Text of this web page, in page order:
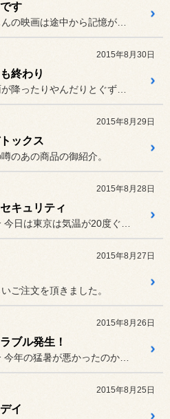
す
2015年8月30日
終わり
2015年8月29日
ックス
のあの商品の御紹介。
2015年8月28日
キュリティ
2015年8月27日
ご注文を頂きました。
2015年8月26日
ブル発生！
2015年8月25日
イ